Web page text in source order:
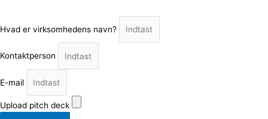
Hvad er virksomhedens navn?
Kontaktperson
E-mail
Upload pitch deck